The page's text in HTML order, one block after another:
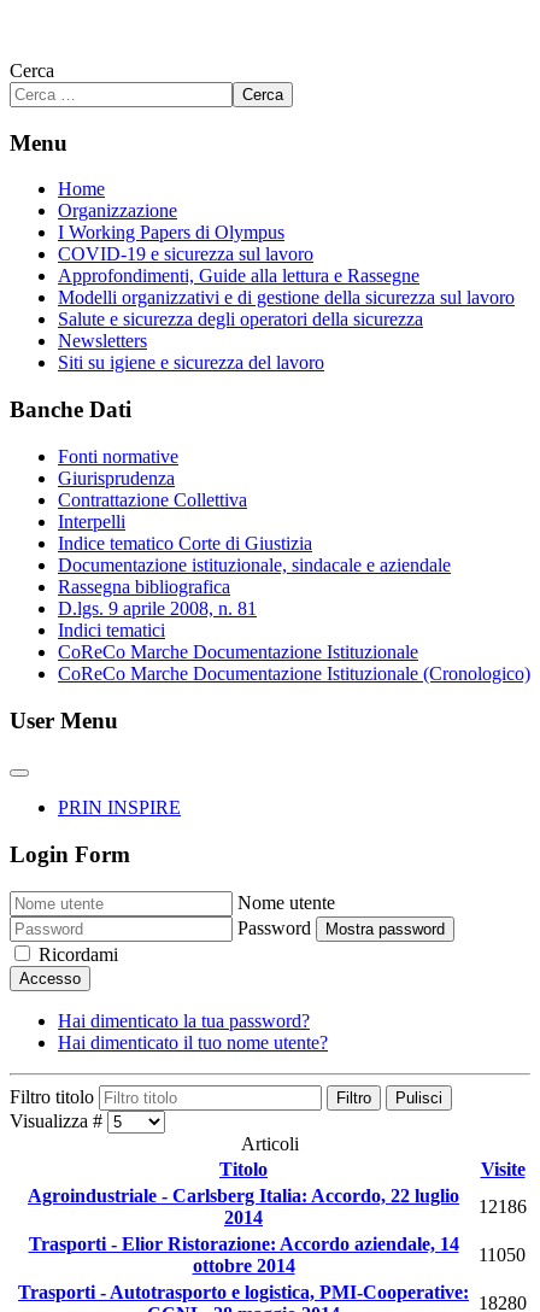
Cerca
Cerca
Menu
Home
Organizzazione
I Working Papers di Olympus
COVID-19 e sicurezza sul lavoro
Approfondimenti, Guide alla lettura e Rassegne
Modelli organizzativi e di gestione della sicurezza sul lavoro
Salute e sicurezza degli operatori della sicurezza
Newsletters
Siti su igiene e sicurezza del lavoro
Banche Dati
Fonti normative
Giurisprudenza
Contrattazione Collettiva
Interpelli
Indice tematico Corte di Giustizia
Documentazione istituzionale, sindacale e aziendale
Rassegna bibliografica
D.lgs. 9 aprile 2008, n. 81
Indici tematici
CoReCo Marche Documentazione Istituzionale
CoReCo Marche Documentazione Istituzionale (Cronologico)
User Menu
PRIN INSPIRE
Login Form
Nome utente
Password
Mostra password
Ricordami
Accesso
Hai dimenticato la tua password?
Hai dimenticato il tuo nome utente?
Filtro titolo Filtro Pulisci
Visualizza #
Articoli
Titolo
Visite
Agroindustriale - Carlsberg Italia: Accordo, 22 luglio
2014
12186
Trasporti - Elior Ristorazione: Accordo aziendale, 14
ottobre 2014
11050
Trasporti - Autotrasporto e logistica, PMI-Cooperative:
18280